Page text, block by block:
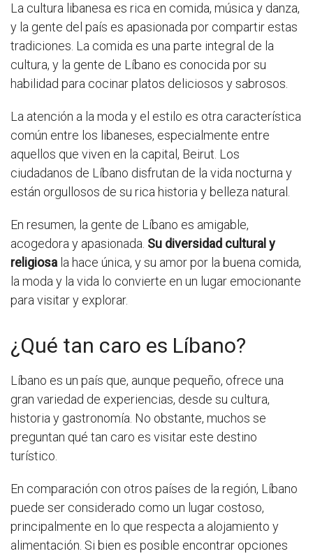
La cultura libanesa es rica en comida, música y danza,
y la gente del país es apasionada por compartir estas
tradiciones. La comida es una parte integral de la
cultura, y la gente de Líbano es conocida por su
habilidad para cocinar platos deliciosos y sabrosos.
La atención a la moda y el estilo es otra característica
común entre los libaneses, especialmente entre
aquellos que viven en la capital, Beirut. Los
ciudadanos de Líbano disfrutan de la vida nocturna y
están orgullosos de su rica historia y belleza natural.
En resumen, la gente de Líbano es amigable,
acogedora y apasionada. Su diversidad cultural y
religiosa la hace única, y su amor por la buena comida,
la moda y la vida lo convierte en un lugar emocionante
para visitar y explorar.
¿Qué tan caro es Líbano?
Líbano es un país que, aunque pequeño, ofrece una
gran variedad de experiencias, desde su cultura,
historia y gastronomía. No obstante, muchos se
preguntan qué tan caro es visitar este destino
turístico.
En comparación con otros países de la región, Líbano
puede ser considerado como un lugar costoso,
principalmente en lo que respecta a alojamiento y
alimentación. Si bien es posible encontrar opciones